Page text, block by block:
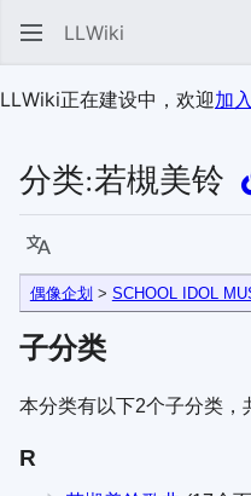
LLWiki
LLWiki正在建设中，欢迎加
分类:若槻美铃
语言
偶像企划 > SCHOOL IDOL
子分类
本分类有以下2个子分类，
R